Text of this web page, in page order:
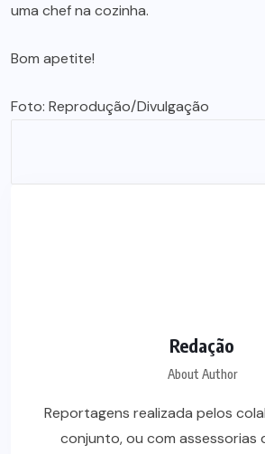
uma chef na cozinha.
Bom apetite!
Foto: Reprodução/Divulgação
Redação
About Author
Reportagens realizada pelos
conjunto, ou com assessorias